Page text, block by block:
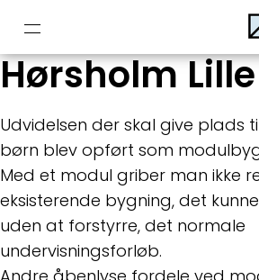
Hørsholm
Udvidelsen der skal give plads
børn blev opført som
Med et modul griber man ikke
eksisterende bygning, det
uden at forstyrre, det normale
undervisningsforløb.